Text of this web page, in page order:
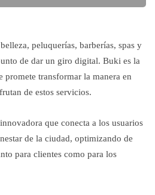
peluquerías, barberías, spas y
de dar un giro digital. Buki es la
transformar la manera en
de estos servicios.
que conecta a los usuarios
de la ciudad, optimizando de
para clientes como para los